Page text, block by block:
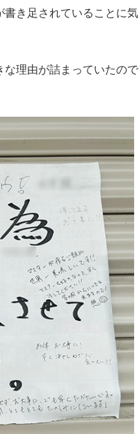
書き足されていることに気
な理由が詰まっていたので